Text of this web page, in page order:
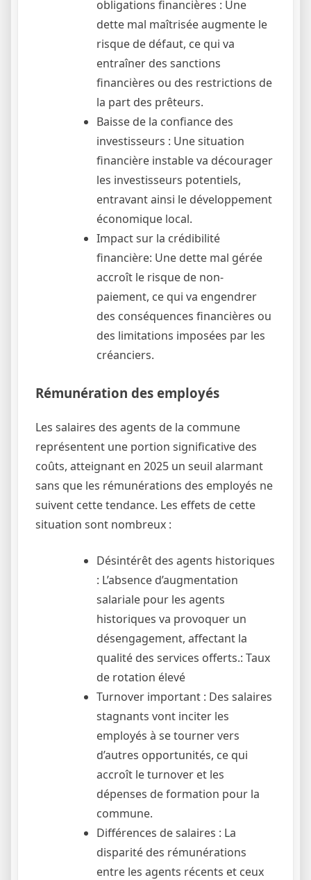
obligations financières : Une
dette mal maîtrisée augmente le
risque de défaut, ce qui va
entraîner des sanctions
financières ou des restrictions de
la part des prêteurs.
Baisse de la confiance des
investisseurs : Une situation
financière instable va décourager
les investisseurs potentiels,
entravant ainsi le développement
économique local.
Impact sur la crédibilité
financière: Une dette mal gérée
accroît le risque de non-
paiement, ce qui va engendrer
des conséquences financières ou
des limitations imposées par les
créanciers.
Rémunération des employés
Les salaires des agents de la commune
représentent une portion significative des
coûts, atteignant en 2025 un seuil alarmant
sans que les rémunérations des employés ne
suivent cette tendance. Les effets de cette
situation sont nombreux :
Désintérêt des agents historiques
: L’absence d’augmentation
salariale pour les agents
historiques va provoquer un
désengagement, affectant la
qualité des services offerts.: Taux
de rotation élevé
Turnover important : Des salaires
stagnants vont inciter les
employés à se tourner vers
d’autres opportunités, ce qui
accroît le turnover et les
dépenses de formation pour la
commune.
Différences de salaires : La
disparité des rémunérations
entre les agents récents et ceux